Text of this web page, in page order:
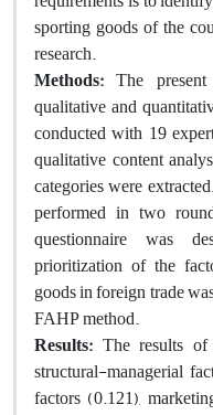
sporting goods of the
research.
Methods: The
qualitative and
conducted with 19
qualitative content
categories were
performed in two
questionnaire was
prioritization of the
goods in foreign trade
FAHP method.
Results: The results
structural-managerial
factors (0.121),